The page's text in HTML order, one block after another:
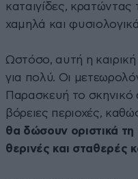
καταιγίδες,
χαμηλά και
Ωστόσο, αυτή η
για πολύ. Οι
Παρασκευή το σκηνικό
βόρειες περιοχές,
θα δώσουν οριστικά
θερινές και σταθερές